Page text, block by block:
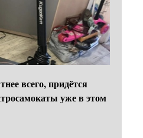
всего, придётся
уже в этом